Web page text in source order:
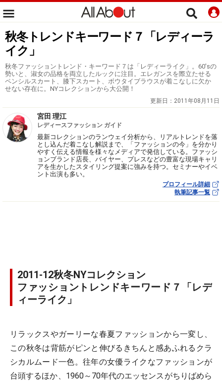
秋冬トレンドキーワード７「レディーラ
イク」
秋冬ファッショントレンド・キーワード７は「レディーライク」。60'sの
勢いと、淑女の品格を両立したルックに注目。エレガンスを際立たせる
ペンシルスカート、膝下スカート、ボウタイブラウスが着こなしに欠か
せない存在に。NYコレクションから大公開！
更新日： 2011年08月11日
宮田 理江
レディースファッション ガイド
最新コレクションのランウェイ分析から、リアルトレンドを落
とし込んだ着こなし解説まで、「ファッションの今」を分かり
やすく伝える情報を様々なメディアで発信している。ファッシ
ョンブランド店長、バイヤー、プレスなどの豊富な現場キャリ
アを生かしたスタイリング提案に強みを持つ。セミナーやイベ
ント出演も多い。
プロフィール詳細
執筆記事一覧
2011-12秋冬NYコレクション
ファッショントレンドキーワード７「レデ
ィーライク」
リラックスやガーリーな春夏ファッションから一変し、
この秋冬は背筋がピンと伸びるきちんと感あふれるクラ
シカルムード一色。往年の女優ライクなファッションが
台頭するほか、1960～70年代のエッセンスがちりばめら